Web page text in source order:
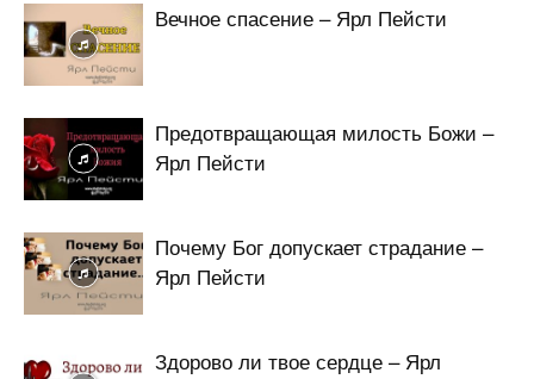
Вечное спасение – Ярл Пейсти
Предотвращающая милость Божи –
Ярл Пейсти
Почему Бог допускает страдание –
Ярл Пейсти
Здорово ли твое сердце – Ярл